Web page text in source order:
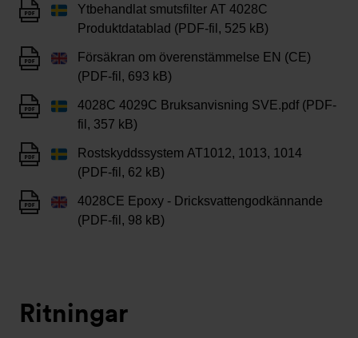
Ytbehandlat smutsfilter AT 4028C
Produktdatablad (PDF-fil, 525 kB)
Försäkran om överenstämmelse EN (CE)
(PDF-fil, 693 kB)
4028C 4029C Bruksanvisning SVE.pdf (PDF-
fil, 357 kB)
Rostskyddssystem AT1012, 1013, 1014
(PDF-fil, 62 kB)
4028CE Epoxy - Dricksvattengodkännande
(PDF-fil, 98 kB)
Ritningar